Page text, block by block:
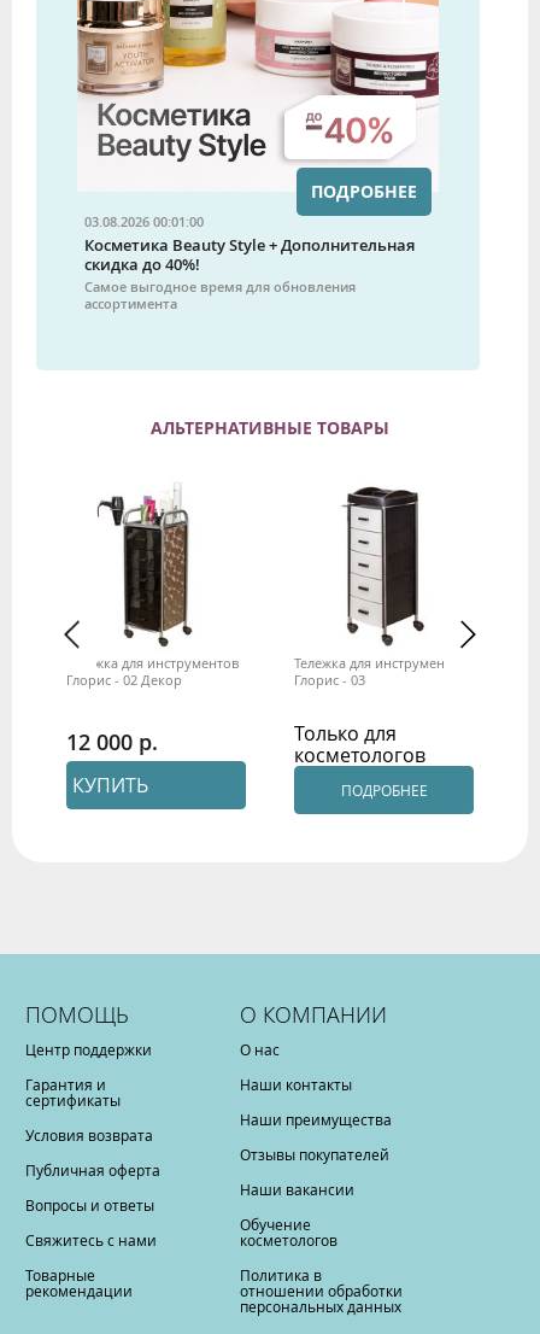
03.08.2026 00:01:00
Косметика Beauty Style + Дополнительная
скидка до 40%!
Самое выгодное время для обновления
ассортимента
ПОДРОБНЕЕ
АЛЬТЕРНАТИВНЫЕ ТОВАРЫ
Тележка для инструментов
Глорис - 02 Декор
12 000
КУПИТЬ
Тележка для инструментов
Глорис - 03
Только для
косметологов
ПОДРОБНЕЕ
ПОМОЩЬ
Центр поддержки
Гарантия и
сертификаты
Условия возврата
Публичная оферта
Вопросы и ответы
Свяжитесь с нами
Товарные
рекомендации
О КОМПАНИИ
О нас
Наши контакты
Наши преимущества
Отзывы покупателей
Наши вакансии
Обучение
косметологов
Политика в
отношении обработки
персональных данных